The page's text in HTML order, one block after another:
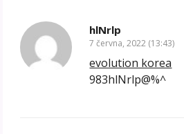
hlNrlp
7 června, 2022 (13:43)
evolution korea
983hlNrlp@%^